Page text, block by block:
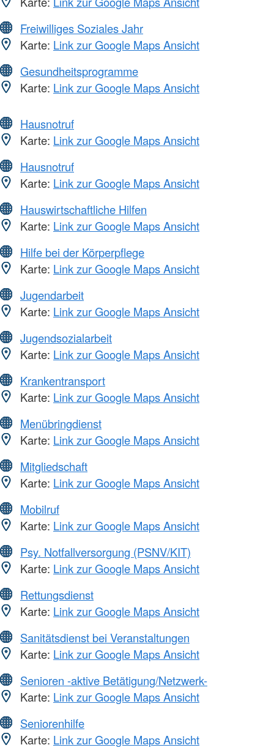
Freiwilliges Soziales Jahr
Karte: Link zur Google Maps Ansicht
Gesundheitsprogramme
Karte: Link zur Google Maps Ansicht
Hausnotruf
Karte: Link zur Google Maps Ansicht
Hausnotruf
Karte: Link zur Google Maps Ansicht
Hauswirtschaftliche Hilfen
Karte: Link zur Google Maps Ansicht
Hilfe bei der Körperpflege
Karte: Link zur Google Maps Ansicht
Jugendarbeit
Karte: Link zur Google Maps Ansicht
Jugendsozialarbeit
Karte: Link zur Google Maps Ansicht
Krankentransport
Karte: Link zur Google Maps Ansicht
Menübringdienst
Karte: Link zur Google Maps Ansicht
Mitgliedschaft
Karte: Link zur Google Maps Ansicht
Mobilruf
Karte: Link zur Google Maps Ansicht
Psy. Notfallversorgung (PSNV/KIT)
Karte: Link zur Google Maps Ansicht
Rettungsdienst
Karte: Link zur Google Maps Ansicht
Sanitätsdienst bei Veranstaltungen
Karte: Link zur Google Maps Ansicht
Senioren -aktive Betätigung/Netzwerk-
Karte: Link zur Google Maps Ansicht
Seniorenhilfe
Karte: Link zur Google Maps Ansicht